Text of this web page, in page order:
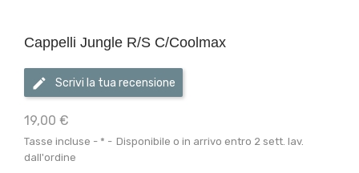
Cappelli Jungle R/S C/coolmax
Scrivi la tua recensione
19,00 €
Tasse incluse *
Disponibile o in arrivo entro 2 sett. lav.
dall'ordine